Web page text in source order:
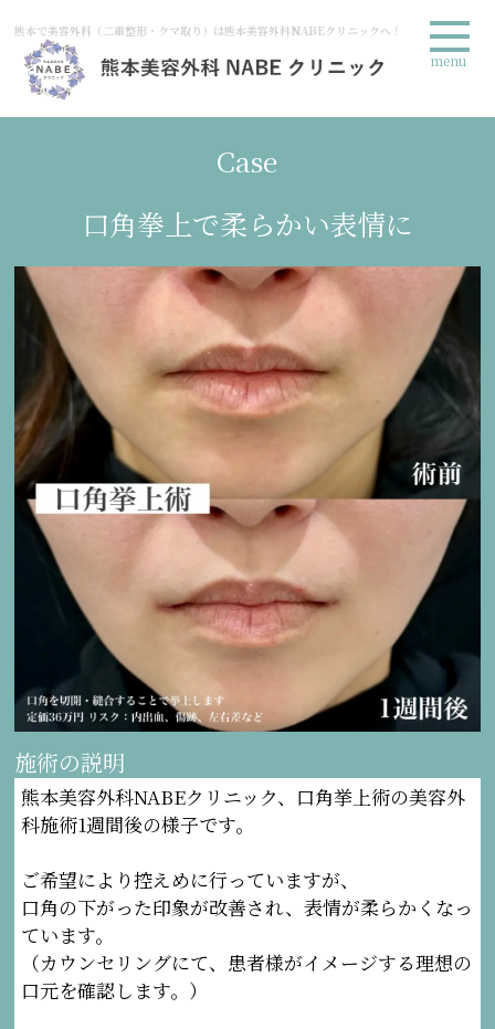
熊本で美容外科（二重整形・クマ取り）は熊本美容外科NABEクリニックへ！
Case
口角拳上で柔らかい表情に
施術の説明
熊本美容外科NABEクリニック、口角挙上術の美容外
科施術1週間後の様子です。
ご希望により控えめに行っていますが、
口角の下がった印象が改善され、表情が柔らかくなっ
ています。
（カウンセリングにて、患者様がイメージする理想の
口元を確認します。）
menu